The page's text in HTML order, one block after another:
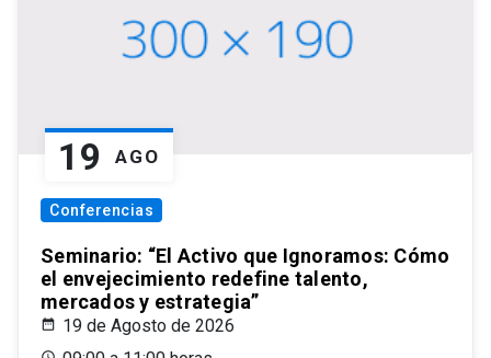
19 AGO
Conferencias
Seminario: “El Activo que Ignoramos: Cómo
el envejecimiento redefine talento,
mercados y estrategia”
19 de Agosto de 2026